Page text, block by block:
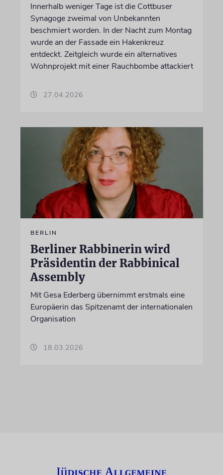
Innerhalb weniger Tage ist die Cottbuser
Synagoge zweimal von Unbekannten
beschmiert worden. In der Nacht zum Montag
wurde an der Fassade ein Hakenkreuz
entdeckt. Zeitgleich wurde ein alternatives
Wohnprojekt mit einer Rauchbombe attackiert
27.04.2026
BERLIN
Berliner Rabbinerin wird
Präsidentin der Rabbinical
Assembly
Mit Gesa Ederberg übernimmt erstmals eine
Europäerin das Spitzenamt der internationalen
Organisation
18.03.2026